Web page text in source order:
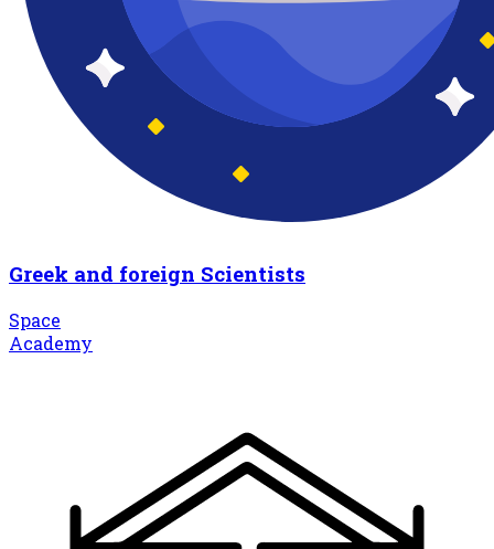
Greek and foreign Scientists
Space
Academy